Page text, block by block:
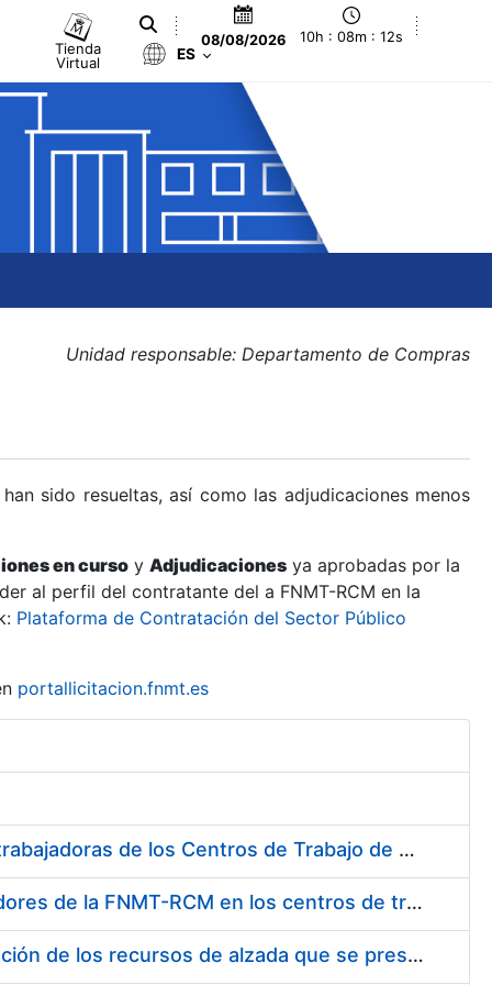
Tienda
Virtual
08/08/2026 10h : 08m : 13s
ES
Unidad responsable: Departamento de Compras
sido resueltas, así como las adjudicaciones menos
en curso y Adjudicaciones ya aprobadas por la
al perfil del contratante del a FNMT-RCM en la
Plataforma de Contratación del Sector Público
portallicitacion.fnmt.es
Suministro de Protectores Auditivos a medida para las personas trabajadoras de los Centros de Trabajo de Madrid y Burgos
Suministro de gafas graduadas antiproyecciones para los trabajadores de la FNMT-RCM en los centros de trabajo de Madrid y Burgos
Servicios de una empresa externa para el asesoramiento y resolución de los recursos de alzada que se presentan relacionados con procesos de selección para la FNMT-RCM